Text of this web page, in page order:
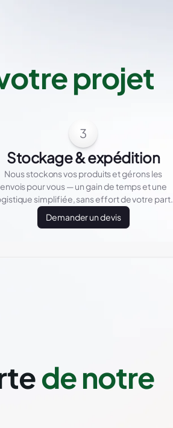
projet
3
Stockage & expédition
Nous stockons vos produits et gérons les
envois pour vous — un gain de temps et une
simplifiée, sans effort de votre part.
Demander un devis
de notre